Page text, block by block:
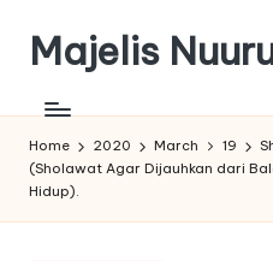
content
Majelis
Nuurus
Sa'aadah
Website
Home 2020 March 19
(Sholawat Agar Dijauhkan dari
Hidup).